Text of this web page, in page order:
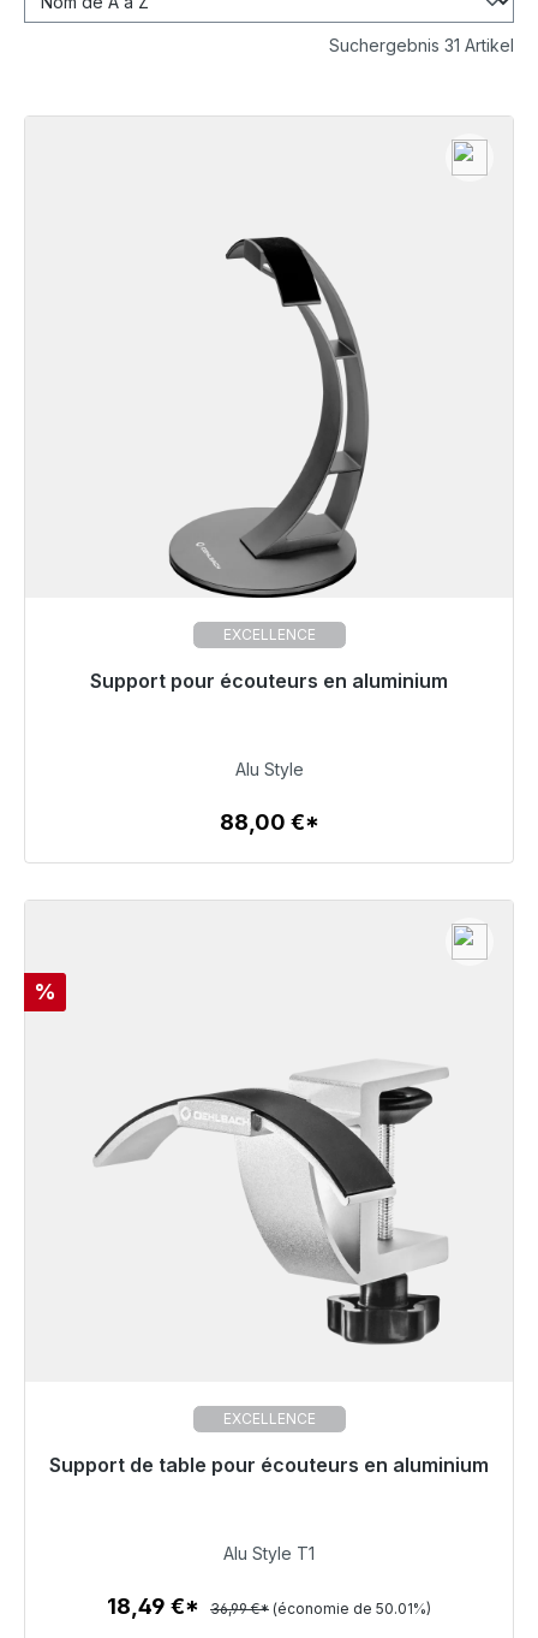
Suchergebnis 31 Artikel
EXCELLENCE
Support pour écouteurs en aluminium
Prêt à être expédié, délai de livraison 48h*
Détails
Alu Style
88,00 €*
Réduction
%
EXCELLENCE
Support de table pour écouteurs en aluminium
Prêt à être expédié, délai de livraison 48h*
Détails
Alu Style T1
18,49 €* 36,99 €* (économie de 50.01%)